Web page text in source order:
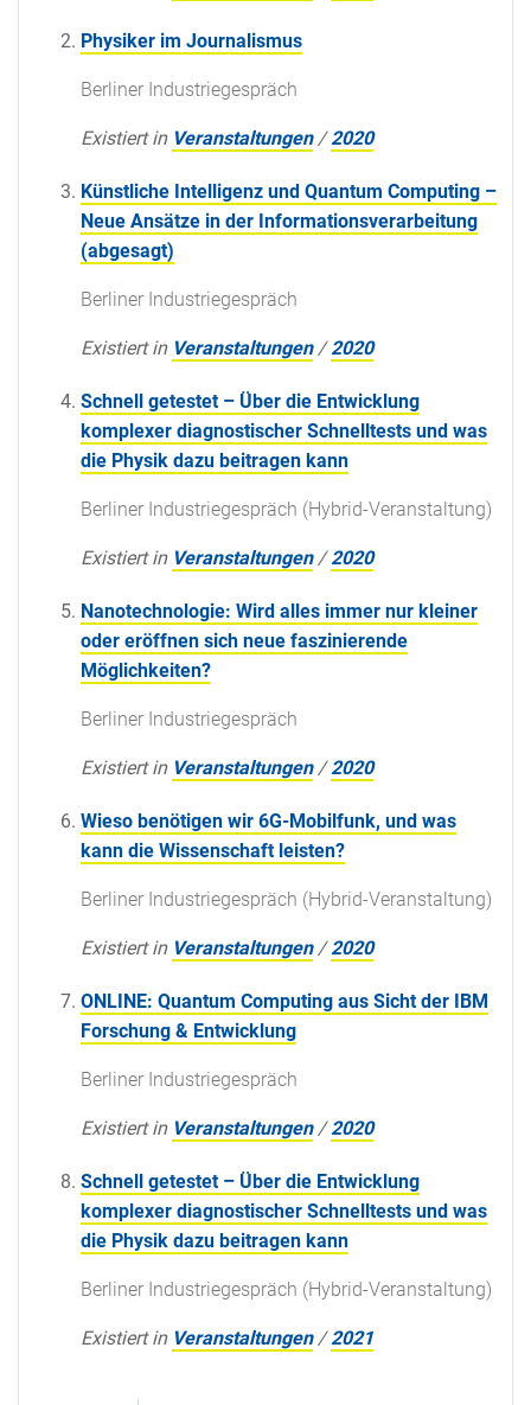
Physiker im Journalismus
Berliner Industriegespräch
Existiert in Veranstaltungen /2020
Künstliche Intelligenz und Quantum Computing –
Neue Ansätze in der Informationsverarbeitung
(abgesagt)
Berliner Industriegespräch
Existiert in Veranstaltungen /2020
Schnell getestet – Über die Entwicklung
komplexer diagnostischer Schnelltests und was
die Physik dazu beitragen kann
Berliner Industriegespräch (Hybrid-Veranstaltung)
Existiert in Veranstaltungen /2020
Nanotechnologie: Wird alles immer nur kleiner
oder eröffnen sich neue faszinierende
Möglichkeiten?
Berliner Industriegespräch
Existiert in Veranstaltungen /2020
Wieso benötigen wir 6G-Mobilfunk, und was
kann die Wissenschaft leisten?
Berliner Industriegespräch (Hybrid-Veranstaltung)
Existiert in Veranstaltungen /2020
ONLINE: Quantum Computing aus Sicht der IBM
Forschung & Entwicklung
Berliner Industriegespräch
Existiert in Veranstaltungen /2020
Schnell getestet – Über die Entwicklung
komplexer diagnostischer Schnelltests und was
die Physik dazu beitragen kann
Berliner Industriegespräch (Hybrid-Veranstaltung)
Existiert in Veranstaltungen /2021